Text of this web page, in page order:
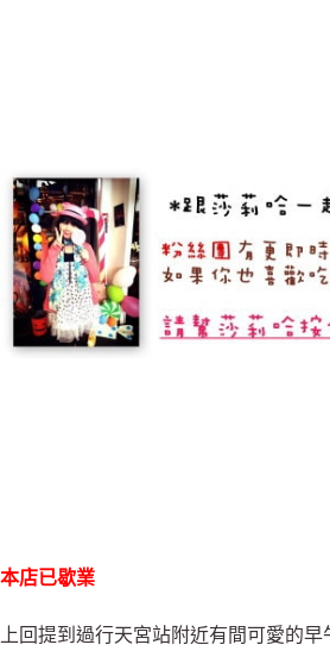
本店已歇業
上回提到過行天宮站附近有間可愛的